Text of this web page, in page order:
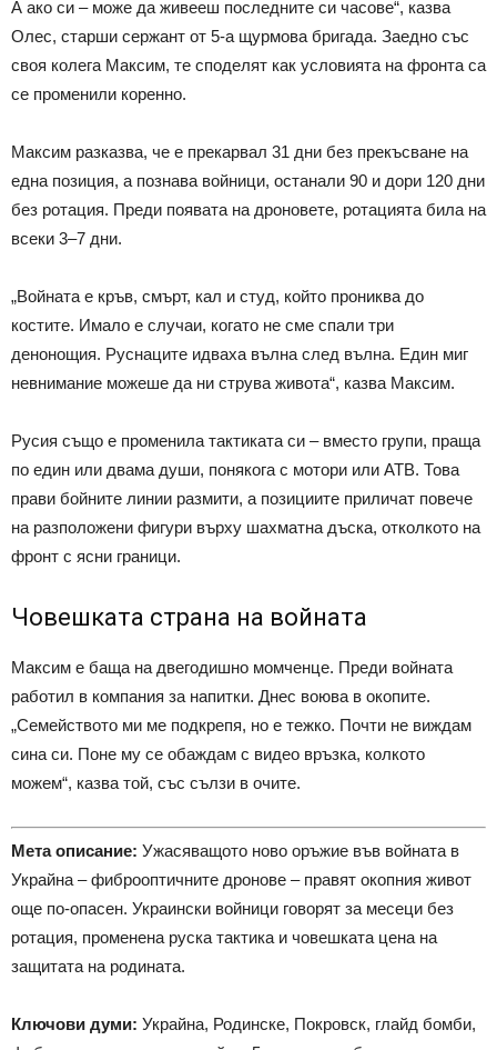
А ако си – може да живееш последните си часове“, казва
Олес, старши сержант от 5-а щурмова бригада. Заедно със
своя колега Максим, те споделят как условията на фронта са
се променили коренно.
Максим разказва, че е прекарвал 31 дни без прекъсване на
една позиция, а познава войници, останали 90 и дори 120 дни
без ротация. Преди появата на дроновете, ротацията била на
всеки 3–7 дни.
„Войната е кръв, смърт, кал и студ, който прониква до
костите. Имало е случаи, когато не сме спали три
денонощия. Руснаците идваха вълна след вълна. Един миг
невнимание можеше да ни струва живота“, казва Максим.
Русия също е променила тактиката си – вместо групи, праща
по един или двама души, понякога с мотори или АТВ. Това
прави бойните линии размити, а позициите приличат повече
на разположени фигури върху шахматна дъска, отколкото на
фронт с ясни граници.
Човешката страна на войната
Максим е баща на двегодишно момченце. Преди войната
работил в компания за напитки. Днес воюва в окопите.
„Семейството ми ме подкрепя, но е тежко. Почти не виждам
сина си. Поне му се обаждам с видео връзка, колкото
можем“, казва той, със сълзи в очите.
Мета описание: Ужасяващото ново оръжие във войната в
Украйна – фиброоптичните дронове – правят окопния живот
още по-опасен. Украински войници говорят за месеци без
ротация, променена руска тактика и човешката цена на
защитата на родината.
Ключови думи: Украйна, Родинске, Покровск, глайд бомби,